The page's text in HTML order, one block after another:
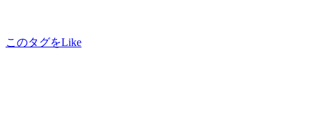
このタグをLike